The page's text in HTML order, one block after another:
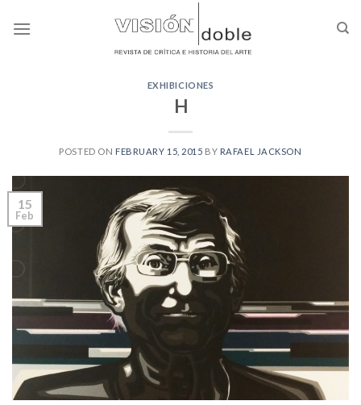
EXHIBICIONES
H
POSTED ON FEBRUARY 15, 2015 BY RAFAEL JACKSON
15
Feb